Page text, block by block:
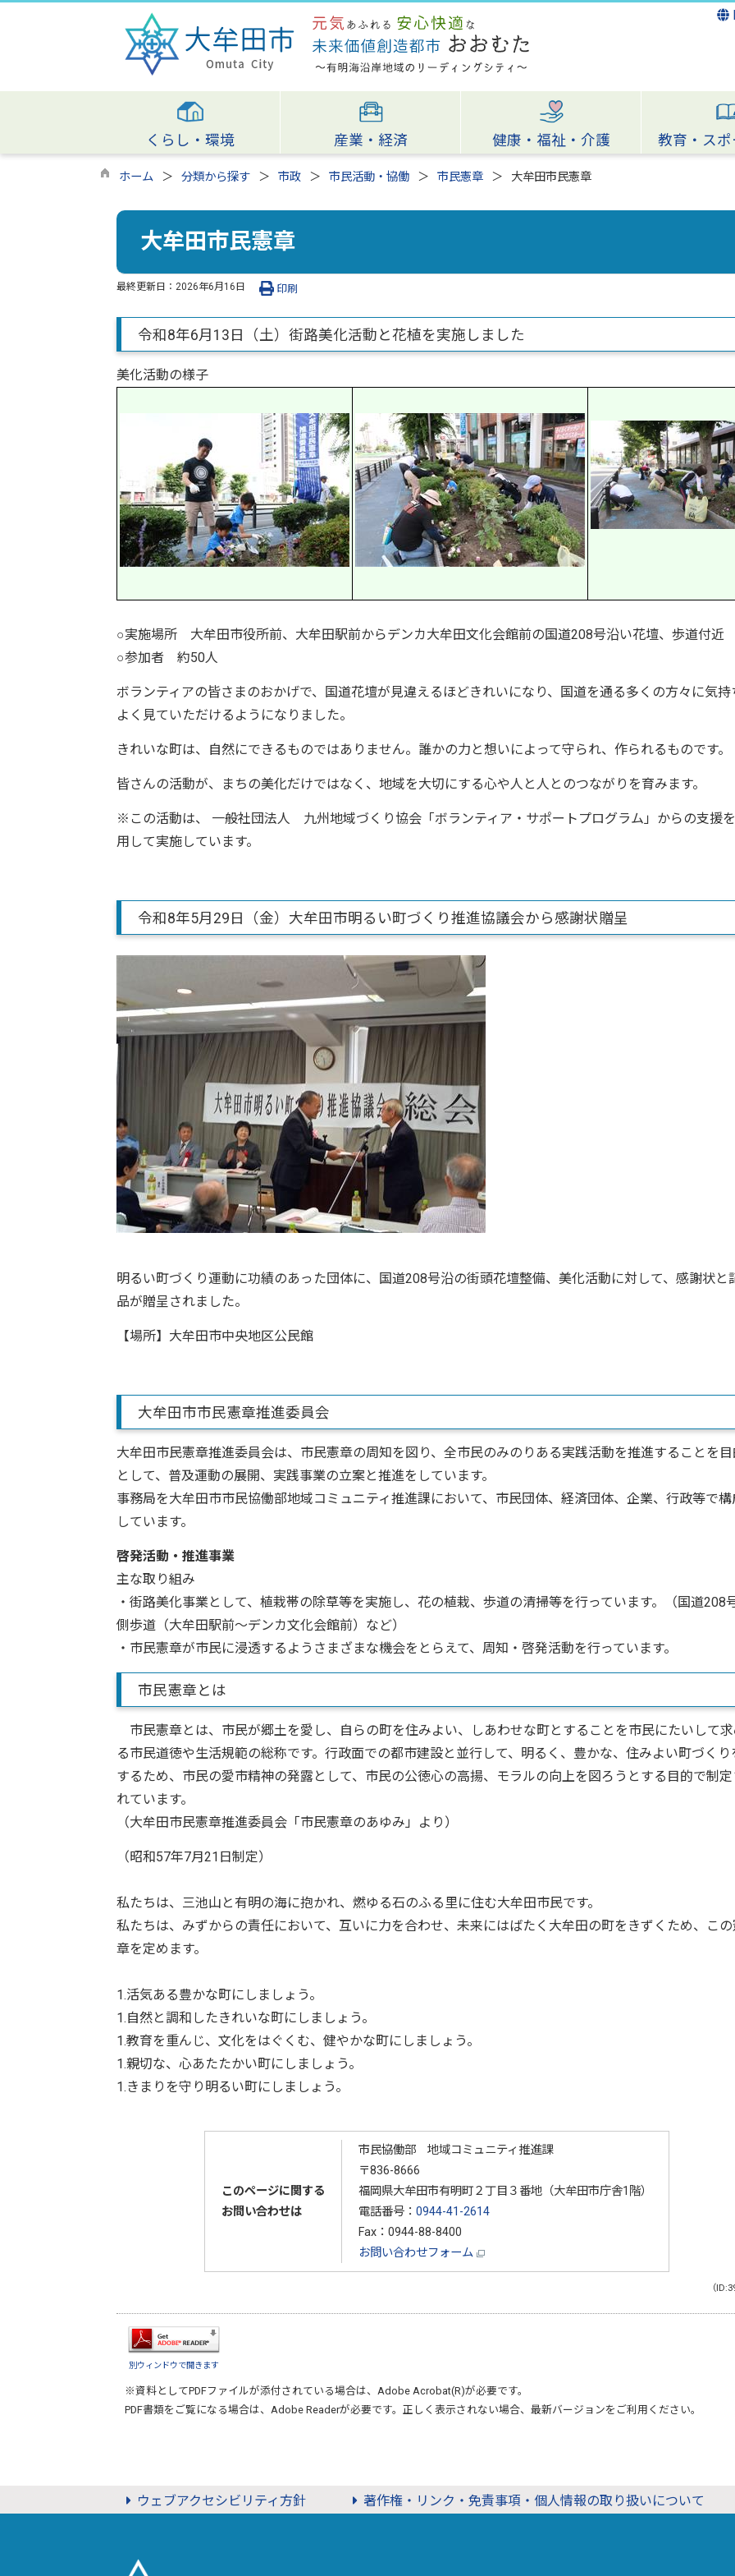
くらし・環境 産業・経済 健康・福祉・介護 教育・ス
ホーム 分類から探す 市政 市民活動・協働 市民憲章 大牟田市民憲章
大牟田市民憲章
最終更新日： 2026年6月16日 印刷
令和8年6月13日（土）街路美化活動と花植を実施しました
美化活動の様子
○実施場所 大牟田市役所前、大牟田駅前からデンカ大牟田文化会館前の国道208号沿い花壇、歩道付近
○参加者 約50人
ボランティアの皆さまのおかげで、国道花壇が見違えるほどきれいになり、国道を通る多くの方々に気持
よく見ていただけるようになりました。
きれいな町は、自然にできるものではありません。誰かの力と想いによって守られ、作られるものです。
皆さんの活動が、まちの美化だけではなく、地域を大切にする心や人と人とのつながりを育みます。
※この活動は、 一般社団法人 九州地域づくり協会「ボランティア・サポートプログラム」からの支援
用して実施しています。
令和8年5月29日（金）大牟田市明るい町づくり推進協議会から感謝状贈呈
明るい町づくり運動に功績のあった団体に、国道208号沿の街頭花壇整備、美化活動に対して、感謝状と
品が贈呈されました。
【場所】大牟田市中央地区公民館
大牟田市市民憲章推進委員会
大牟田市民憲章推進委員会は、市民憲章の周知を図り、全市民のみのりある実践活動を推進することを
として、普及運動の展開、実践事業の立案と推進をしています。
事務局を大牟田市市民協働部地域コミュニティ推進課において、市民団体、経済団体、企業、行政等で構
しています。
啓発活動・推進事業
主な取り組み
・街路美化事業として、植栽帯の除草等を実施し、花の植栽、歩道の清掃等を行っています。（国道208
側歩道（大牟田駅前～デンカ文化会館前）など）
・市民憲章が市民に浸透するようさまざまな機会をとらえて、周知・啓発活動を行っています。
市民憲章とは
市民憲章とは、市民が郷土を愛し、自らの町を住みよい、しあわせな町とすることを市民にたいして
る市民道徳や生活規範の総称です。行政面での都市建設と並行して、明るく、豊かな、住みよい町づくり
するため、市民の愛市精神の発露として、市民の公徳心の高揚、モラルの向上を図ろうとする目的で制
れています。
（大牟田市民憲章推進委員会「市民憲章のあゆみ」より）
（昭和57年7月21日制定）
私たちは、三池山と有明の海に抱かれ、燃ゆる石のふる里に住む大牟田市民です。
私たちは、みずからの責任において、互いに力を合わせ、未来にはばたく大牟田の町をきずくため、こ
章を定めます。
1.活気ある豊かな町にしましょう。
1.自然と調和したきれいな町にしましょう。
1.教育を重んじ、文化をはぐくむ、健やかな町にしましょう。
1.親切な、心あたたかい町にしましょう。
1.きまりを守り明るい町にしましょう。
このページに関する
お問い合わせは
市民協働部 地域コミュニティ推進課
〒836-8666
福岡県大牟田市有明町２丁目３番地（大牟田市庁舎1階）
電話番号： 0944-41-2614
Fax：0944-88-8400
お問い合わせフォーム
（
別ウィンドウで開きます
※資料としてPDFファイルが添付されている場合は、 Adobe Acrobat(R)が必要です。
PDF書類をご覧になる場合は、 Adobe Readerが必要です。正しく表示されない場合、最新バージョンをご利用ください。
ウェブアクセシビリティ方針 著作権・リンク・免責事項・個人情報の取り扱いについて